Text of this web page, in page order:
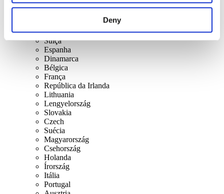
Deny
Országok
Reino Unido
Suíça
Espanha
Dinamarca
Bélgica
França
República da Irlanda
Lithuania
Lengyelország
Slovakia
Czech
Suécia
Magyarország
Csehország
Holanda
Írország
Itália
Portugal